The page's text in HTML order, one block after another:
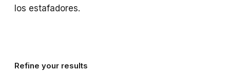
los estafadores.
Refine your results